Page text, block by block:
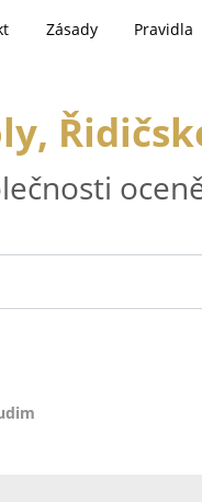
Zásady Pravidla